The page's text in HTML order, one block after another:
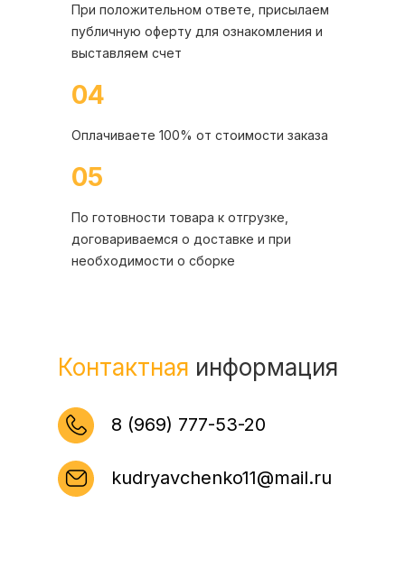
При положительном ответе, присылаем
публичную оферту для ознакомления и
выставляем счет
04
Оплачиваете 100% от стоимости заказа
05
По готовности товара к отгрузке,
договариваемся о доставке и при
необходимости о сборке
Контактная информация
8 (969) 777-53-20
kudryavchenko11@mail.ru